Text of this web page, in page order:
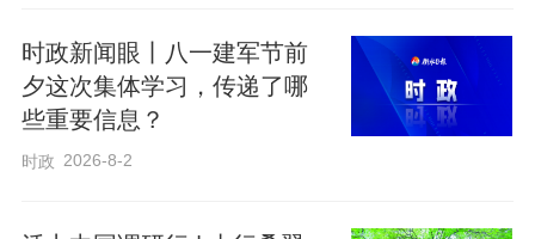
如今，我国农作物自主选育品种面积
占比超过95%，实现了“中国粮”主要用“中
时政新闻眼丨八一建军节前
夕这次集体学习，传递了哪
些重要信息？
时政 2026-8-2